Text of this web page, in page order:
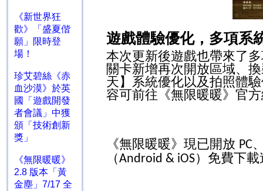
《新世界狂
歡》「盛夏偕
願」限時登
場！
珍艾碧絲《赤
血沙漠》於英
國「遊戲開發
者會議」中獲
頒「技術創新
獎」
《無限暖暖》
2.8 版本「黃
金塵」7/17 全
遊戲體驗優化，多項系
本次更新後遊戲也帶來了
關卡新增再次開放區域、
天】系統優化以及拍照體
容可前往《無限暖暖》官
《無限暖暖》現已開放 PC
（Android & iOS）免費下